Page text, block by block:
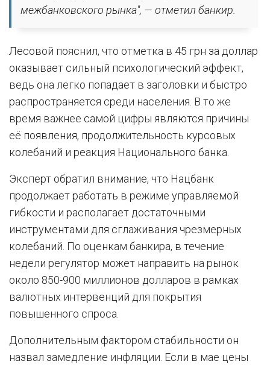
межбанковского рынка", — отметил банкир.
Лесовой пояснил, что отметка в 45 грн за доллар
оказывает сильный психологический эффект,
ведь она легко попадает в заголовки и быстро
распространяется среди населения. В то же
время важнее самой цифры являются причины
её появления, продолжительность курсовых
колебаний и реакция Национального банка.
Эксперт обратил внимание, что Нацбанк
продолжает работать в режиме управляемой
гибкости и располагает достаточными
инструментами для сглаживания чрезмерных
колебаний. По оценкам банкира, в течение
недели регулятор может направить на рынок
около 850-900 миллионов долларов в рамках
валютных интервенций для покрытия
повышенного спроса.
Дополнительным фактором стабильности он
назвал замедление инфляции. Если в мае цены